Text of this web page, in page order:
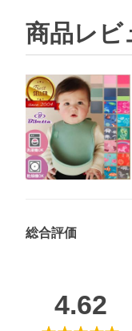
商品レビ
総合評価
4.62